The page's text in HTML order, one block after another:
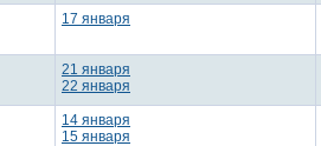
17 января
21 января
22 января
14 января
15 января